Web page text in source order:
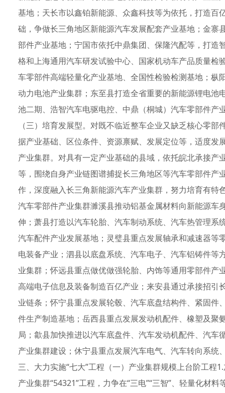
基地；天长市以鑫铂新能源、众鑫科技等为依托，打造
础，争做长三角地区新能源汽车发展配套产业基地；金
部件产业基地；宁国市依托中鼎集团、保隆汽配等，打
格和上海通用汽车研发试验中心、国家机动车产品质量
车零部件高端轻量化产业基地、全国性检验检测基地；
动力电池产业集群；东至县打造全省重要的新能源锂电
池二期、浩智汽车电驱电控、中鼎（桐城）汽车零部件产
（三）培育发展型。对既不临近整车企业又缺乏核心零
据产业基础、区位条件、资源禀赋、发展定位等，适度
产业集群。对具有一定产业基础的县域，依托皖北承接
等，围绕自身产业链图谱捕捉长三角地区等汽车零部件
作，深度融入长三角新能源汽车产业集群，努力培育有
汽车零部件产业集群濉溪县推动铝基金属材料向新能源
伸；萧县打造以汽车轮胎、汽车制动系统、汽车热管理
汽车配件产业发展基地；灵璧县重点发展轴承和减速器
电装备产业；泗县以底盘系统、汽车电子、汽车铝铸件
业集群；怀远县重点做优做强轮胎、内饰等通用零部件
高端电子信息及装备制造百亿产业；来安县通过承接招
业链条；怀宁县重点发展轮毂、汽车底盘结构件、紧固
件生产制造基地；岳西县重点发展发动机配件、橡塑及
局；歙县加快推进以汽车底盘件、汽车发动机配件、汽
产业集群建设；休宁县重点发展汽车电气、汽车转向系
三、大力实施“七大”工程（一）产业集群规模上台阶工程
产业集群“54321”工程，力争在“三电”“三智”、轻量化材